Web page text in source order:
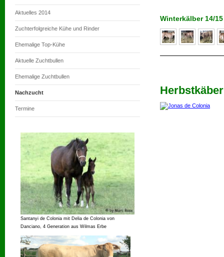
Aktuelles 2014
Zuchterfolgreiche Kühe und Rinder
Ehemalige Top-Kühe
Aktuelle Zuchtbullen
Ehemalige Zuchtbullen
Nachzucht
Termine
Santanyi de Colonia mit Delia de Colonia von
Danciano, 4 Generation aus Wilmas Erbe
Winterkälber 14/15